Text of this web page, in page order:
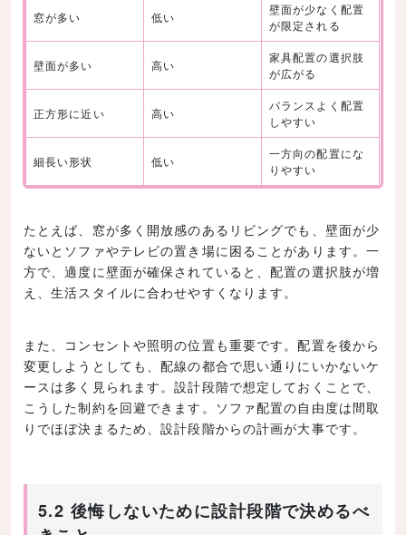
窓が多い 低い
壁面が少なく配置
が限定される
壁面が多い 高い
家具配置の選択肢
が広がる
正方形に近い 高い
バランスよく配置
しやすい
細長い形状 低い
一方向の配置にな
りやすい
たとえば、窓が多く開放感のあるリビングでも、壁面が少
ないとソファやテレビの置き場に困ることがあります。一
方で、適度に壁面が確保されていると、配置の選択肢が増
え、生活スタイルに合わせやすくなります。
また、コンセントや照明の位置も重要です。配置を後から
変更しようとしても、配線の都合で思い通りにいかないケ
ースは多く見られます。設計段階で想定しておくことで、
こうした制約を回避できます。ソファ配置の自由度は間取
りでほぼ決まるため、設計段階からの計画が大事です。
5.2 後悔しないために設計段階で決めるべ